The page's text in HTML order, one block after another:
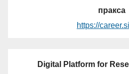
пракса
https://
Digital Platform for